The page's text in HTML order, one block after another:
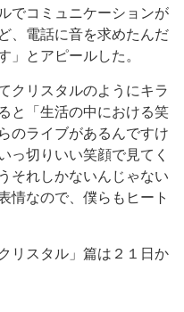
でコミュニケーションが
、電話に音を求めたんだ
」とアピールした。
クリスタルのようにキラ
と「生活の中における笑
のライブがあるんですけ
っ切りいい笑顔で見てく
それしかないんじゃない
情なので、僕らもヒート
リスタル」篇は２１日か